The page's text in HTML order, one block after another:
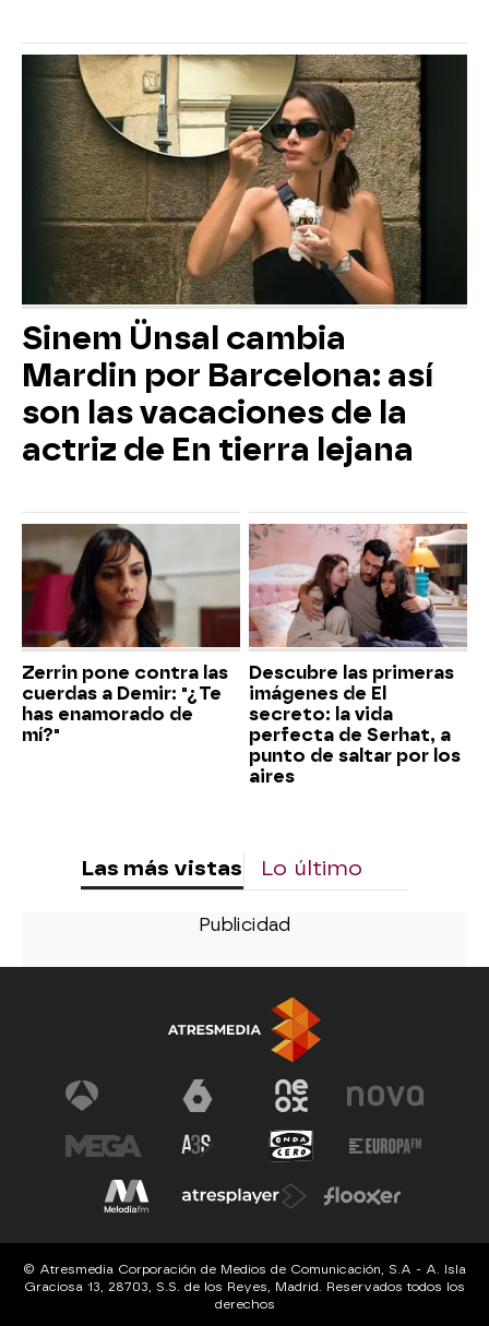
Sinem Ünsal cambia
Mardin por Barcelona: así
son las vacaciones de la
actriz de En tierra lejana
Zerrin pone contra las
cuerdas a Demir: "¿Te
has enamorado de
mí?"
Descubre las primeras
imágenes de El
secreto: la vida
perfecta de Serhat, a
punto de saltar por los
aires
Las más vistas Lo último
© Atresmedia Corporación de Medios de Comunicación, S.A - A. Isla
Graciosa 13, 28703, S.S. de los Reyes, Madrid. Reservados todos los
derechos